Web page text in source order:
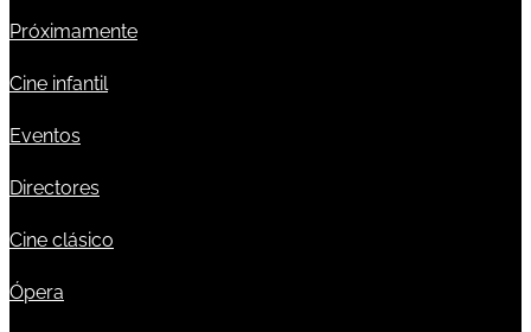
Próximamente
Cine infantil
Eventos
Directores
Cine clásico
Ópera